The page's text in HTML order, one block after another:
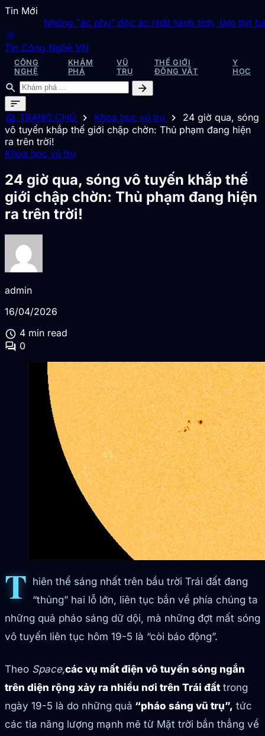
Tin Mới
Những "ác phụ" độc ác nhất hành tinh, làm thịt bạn
blur_on
Tin Công Nghệ VN
CÔNG
NGHỆ
KHÁM
PHÁ
VŨ
TRỤ
THẾ GIỚI
ĐỘNG VẬT
Y
HỌC
search
arrow_forward
sort
home TRANG CHỦ chevron_right Khoa học vũ trụ chevron_right
24 giờ qua, sóng
vô tuyến khắp thế giới chập chờn: Thủ phạm đang hiện
ra trên trời!
Khoa học vũ trụ
24 giờ qua, sóng vô tuyến khắp thế
giới chập chờn: Thủ phạm đang hiện
ra trên trời!
admin
16/04/2026
schedule 4 min read
forum 0
T hiên thể sáng nhất trên bầu trời Trái đất đang
“thủng” hai lỗ lớn, liên tục bắn về phía chúng ta
những quả pháo sáng dữ dội, mà những đợt mất sóng
vô tuyến liên tục hôm 19-5 là “còi báo động”.
Theo Space,các vụ mất điện vô tuyến sóng ngắn
trên diện rộng xảy ra nhiều nơi trên Trái đấttrong
ngày 19-5 là do những quả “pháo sáng vũ trụ”, tức
các tia năng lượng mạnh mẽ từ Mặt trời bắn thẳng về